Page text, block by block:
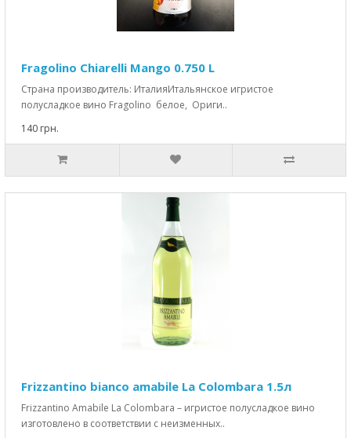
Fragolino Chiarelli Mango 0.750 L
Страна производитель: ИталияИтальянское игристое
полусладкое вино Fragolino белое, Ориги..
140 грн.
Frizzantino bianco amabile La Colombara 1.5л
Frizzantino Amabile La Colombara – игристое полусладкое вино
изготовлено в соответствии с неизменных..